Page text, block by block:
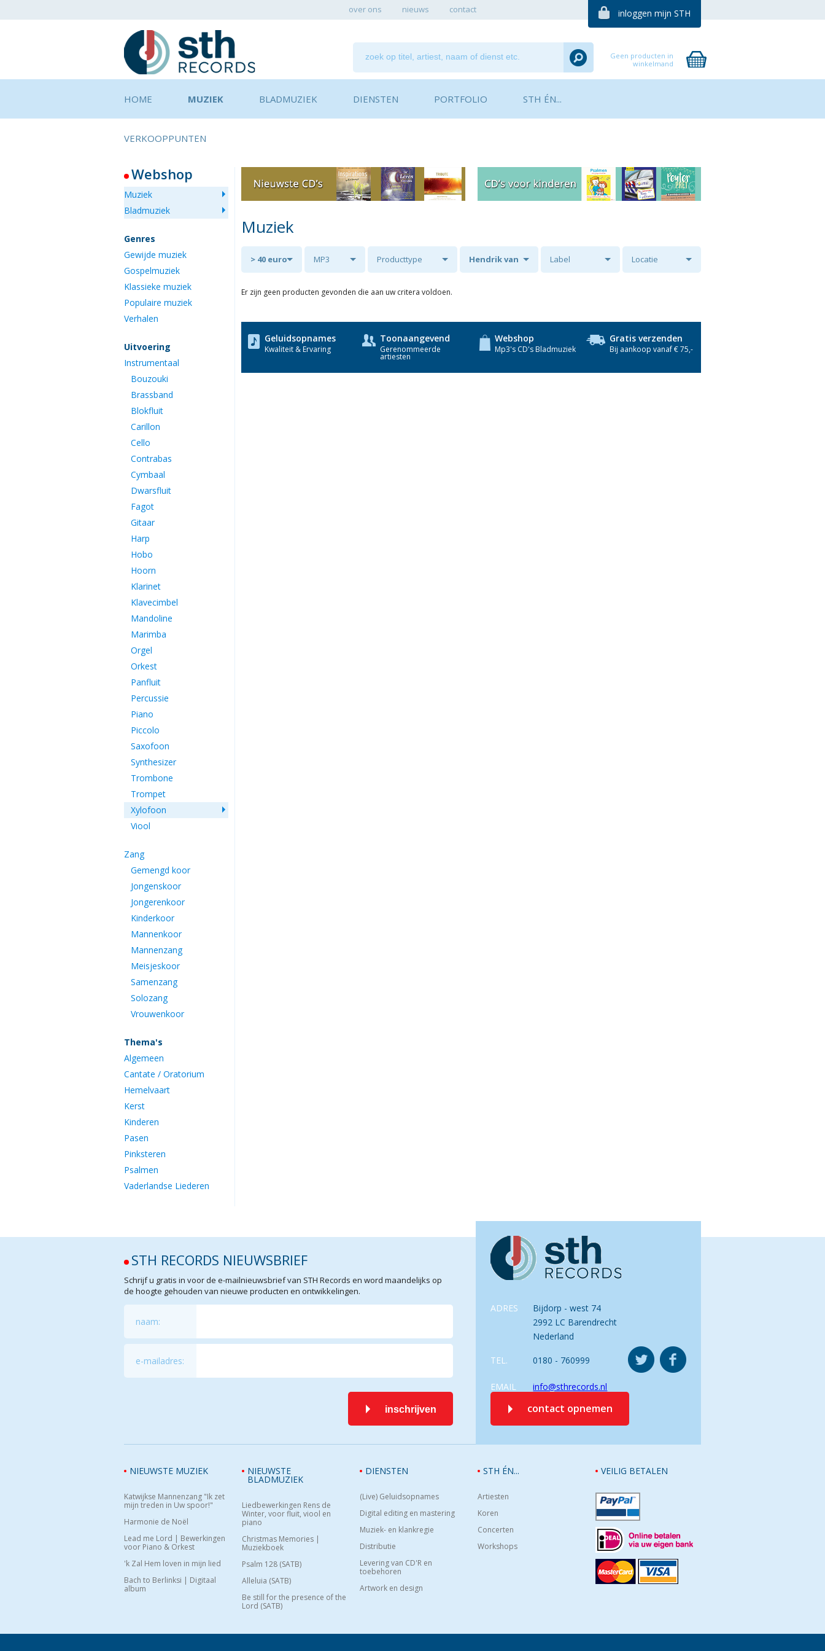
over ons nieuws contact inloggen mijn STH
Geen producten in
winkelmand
HOME MUZIEK BLADMUZIEK DIENSTEN PORTFOLIO STH ÉN...
VERKOOPPUNTEN
Webshop
Muziek
Bladmuziek
Genres
Gewijde muziek
Gospelmuziek
Klassieke muziek
Populaire muziek
Verhalen
Uitvoering
Instrumentaal
Bouzouki
Brassband
Blokfluit
Carillon
Cello
Contrabas
Cymbaal
Dwarsfluit
Fagot
Gitaar
Harp
Hobo
Hoorn
Klarinet
Klavecimbel
Mandoline
Marimba
Orgel
Orkest
Panfluit
Percussie
Piano
Piccolo
Saxofoon
Synthesizer
Trombone
Trompet
Xylofoon
Viool
Zang
Gemengd koor
Jongenskoor
Jongerenkoor
Kinderkoor
Mannenkoor
Mannenzang
Meisjeskoor
Samenzang
Solozang
Vrouwenkoor
Thema's
Algemeen
Cantate / Oratorium
Hemelvaart
Kerst
Kinderen
Pasen
Pinksteren
Psalmen
Vaderlandse Liederen
Muziek
> 40 euro MP3 Producttype Hendrik van Label Locatie
Er zijn geen producten gevonden die aan uw critera voldoen.
Geluidsopnames
Kwaliteit & Ervaring
Toonaangevend
Gerenommeerde
artiesten
Webshop
Mp3's CD's Bladmuziek
Gratis verzenden
Bij aankoop vanaf € 75,-
ADRES
Bijdorp - west 74
2992 LC Barendrecht
Nederland
TEL. 0180 - 760999
EMAIL info@sthrecords.nl
contact opnemen
STH RECORDS NIEUWSBRIEF
Schrijf u gratis in voor de e-mailnieuwsbrief van STH Records en word maandelijks op
de hoogte gehouden van nieuwe producten en ontwikkelingen.
naam:
e-mailadres:
inschrijven
VEILIG BETALEN
NIEUWSTE MUZIEK
Katwijkse Mannenzang "Ik zet
mijn treden in Uw spoor!"
Harmonie de Noël
Lead me Lord | Bewerkingen
voor Piano & Orkest
'k Zal Hem loven in mijn lied
Bach to Berlinksi | Digitaal
album
NIEUWSTE
BLADMUZIEK
Liedbewerkingen Rens de
Winter, voor fluit, viool en
piano
Christmas Memories |
Muziekboek
Psalm 128 (SATB)
Alleluia (SATB)
Be still for the presence of the
Lord (SATB)
DIENSTEN
(Live) Geluidsopnames
Digital editing en mastering
Muziek- en klankregie
Distributie
Levering van CD'R en
toebehoren
Artwork en design
STH ÉN...
Artiesten
Koren
Concerten
Workshops